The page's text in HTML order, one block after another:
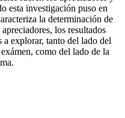
esta investigación puso en
la determinación de
los resultados
a explorar, tanto del lado del
como del lado de la